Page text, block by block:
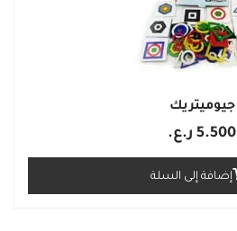
جيوميتريك
5.500 ر.ع.
إضافة إلى السلة